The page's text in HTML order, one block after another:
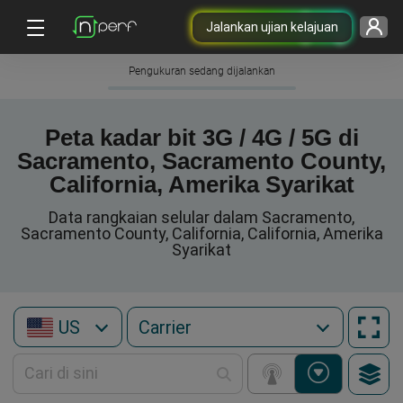
Jalankan ujian kelajuan
Pengukuran sedang dijalankan
Peta kadar bit 3G / 4G / 5G di
Sacramento, Sacramento County,
California, Amerika Syarikat
Data rangkaian selular dalam Sacramento,
Sacramento County, California, California, Amerika
Syarikat
US